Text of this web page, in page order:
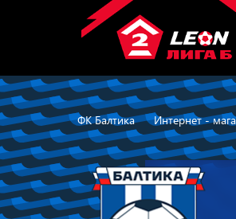
ФК Балтика Интернет -